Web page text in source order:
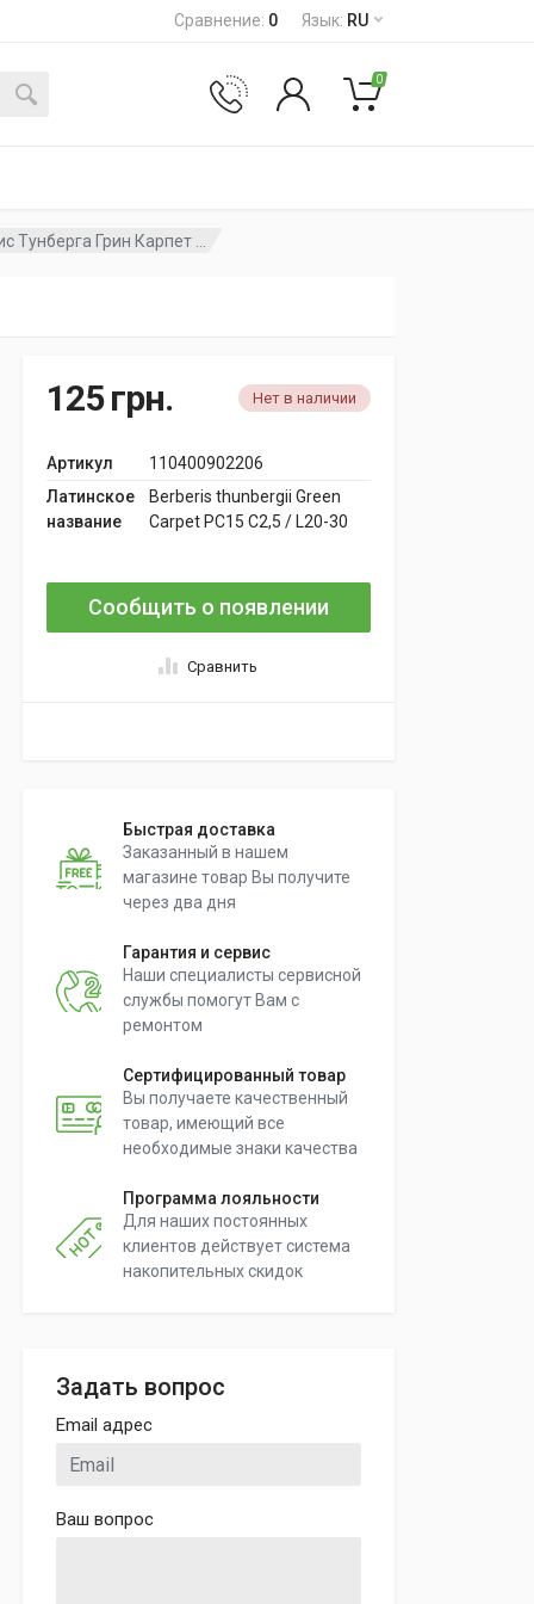
Сравнение: 0 Язык: RU
0
Тунберга Грин Карпет ...
125 грн. Нет в наличии
Артикул
110400902206
Латинское
название
Berberis thunbergii Green
Carpet PC15 C2,5 / L20-30
Сообщить о появлении
Сравнить
Быстрая доставка
Заказанный в нашем
магазине товар Вы получите
через два дня
Гарантия и сервис
Наши специалисты сервисной
службы помогут Вам с
ремонтом
Сертифицированный товар
Вы получаете качественный
товар, имеющий все
необходимые знаки качества
Программа лояльности
Для наших постоянных
клиентов действует система
накопительных скидок
Задать вопрос
Email адрес
Ваш вопрос